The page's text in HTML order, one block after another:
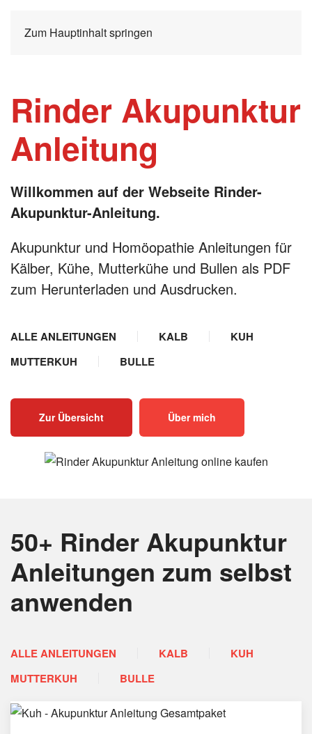
Zum Hauptinhalt springen
Rinder Akupunktur
Anleitung
Willkommen auf der Webseite Rinder-
Akupunktur-Anleitung.
Akupunktur und Homöopathie Anleitungen für
Kälber, Kühe, Mutterkühe und Bullen als PDF
zum Herunterladen und Ausdrucken.
ALLE ANLEITUNGEN KALB
KUH
MUTTERKUH
BULLE
Zur Übersicht Über mich
50+ Rinder Akupunktur
Anleitungen zum selbst
anwenden
ALLE ANLEITUNGEN KALB
KUH
MUTTERKUH
BULLE